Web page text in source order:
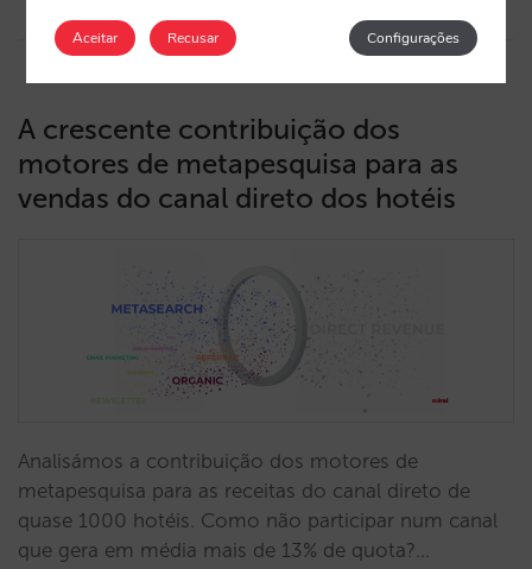
A crescente contribuição dos
motores de metapesquisa para as
vendas do canal direto dos hotéis
Analisámos a contribuição dos motores de
metapesquisa para as receitas do canal direto de
quase 1000 hotéis. Como não participar num canal
que gera em média mais de 13% de quota?…
Aceitar Configurações
Recusar